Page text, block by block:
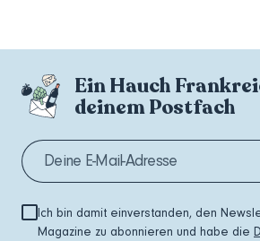
Ein Hauch
deinem Postfach
Ich bin damit einverstanden, den
Magazine zu abonnieren und habe die